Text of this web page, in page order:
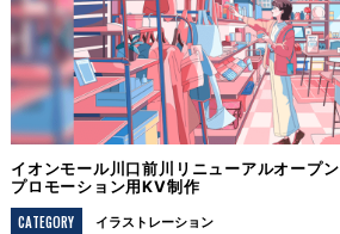
イオンモール川口前川リニューアルオープン
プロモーション用KV制作
CATEGORY
イラストレーション